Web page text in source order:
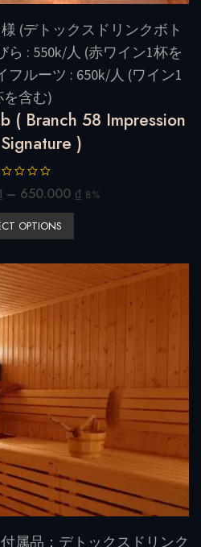
(デトックスドリンクボト
ら : 550k/人 (赤ワイン1杯を
ルーツ : 650k/人 (ワイン1
を含む)
( Branch 58 Impression
)
– 650.000 ₫ 8%
OPTIONS
属品：デトックスドリンク